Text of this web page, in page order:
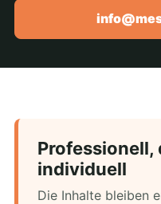
Professionell,
individuell
Die Inhalte bleiben